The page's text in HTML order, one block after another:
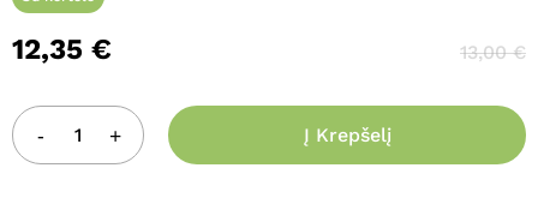
12,35 € 13,00€
Į Krepšelį